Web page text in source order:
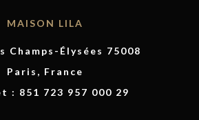
MAISON LILA
Champs-Élysées 75008
Paris, France
: 851 723 957 000 29